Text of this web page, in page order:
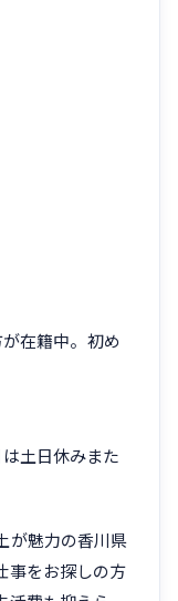
在籍中。初め
土日休みまた
が魅力の香川県
事をお探しの方